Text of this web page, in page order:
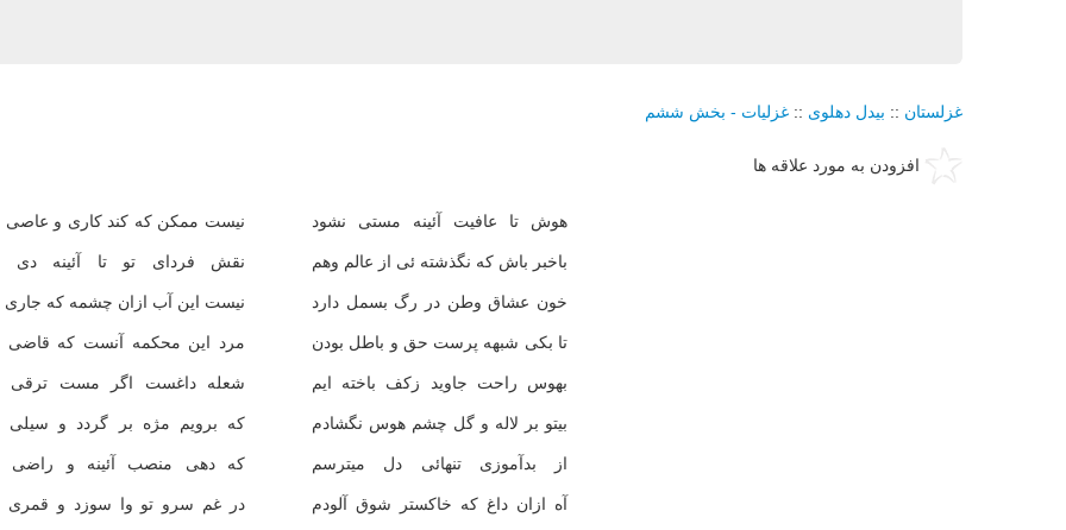
غزلستان :: بيدل دهلوی :: غزليات - بخش ششم
افزودن به مورد علاقه ها
هوش تا عافيت آئينه مستى نشود نيست ممکن که کند کارى و عاصى
باخبر باش که نگذشته ئى از عالم وهم نقش فرداى تو تا آئينه دى
خون عشاق وطن در رگ بسمل دارد نيست اين آب ازان چشمه که جارى
تا بکى شبهه پرست حق و باطل بودن مرد اين محکمه آنست که قاضى
بهوس راحت جاويد زکف باخته ايم شعله داغست اگر مست ترقى
بيتو بر لاله و گل چشم هوس نگشادم که برويم مژه بر گردد و سيلى
از بدآموزى تنهائى دل ميترسم که دهى منصب آئينه و راضى
آه ازان داغ که خاکستر شوق آلودم در غم سرو تو وا سوزد و قمرى